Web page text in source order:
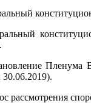
Пленума
рассмотрения